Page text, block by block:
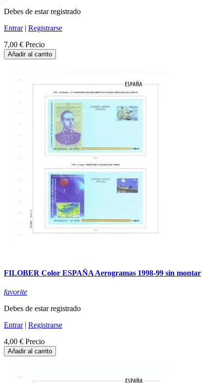
Debes de estar registrado
Entrar| Registrarse
7,00 € Precio
Añadir al carrito
FILOBER Color ESPAÑA Aerogramas 1998-99 sin montar
favorite
Debes de estar registrado
Entrar| Registrarse
4,00 € Precio
Añadir al carrito